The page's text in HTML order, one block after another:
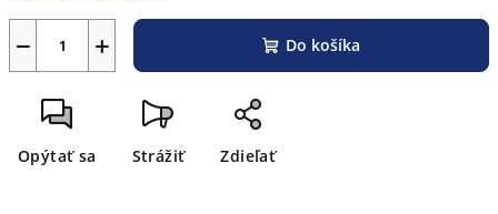
+
− Do košíka
Opýtať sa Strážiť Zdieľať